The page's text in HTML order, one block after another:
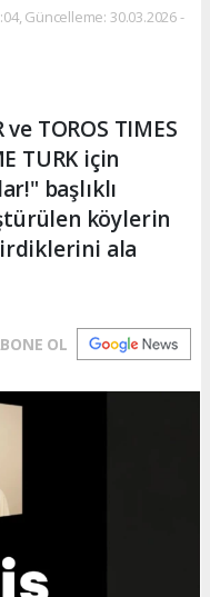
Güncelleme: 30.03.2026 -
ve TOROS TIMES
TURK için
başlıklı
köylerin
ala
OL